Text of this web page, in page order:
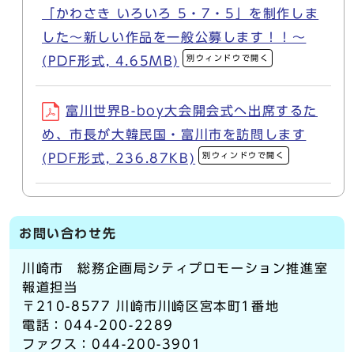
「かわさき いろいろ 5・7・5」を制作しま
した～新しい作品を一般公募します！！～
(PDF形式, 4.65MB)
別ウィンドウで開く
富川世界B-boy大会開会式へ出席するた
め、市長が大韓民国・富川市を訪問します
(PDF形式, 236.87KB)
別ウィンドウで開く
お問い合わせ先
川崎市 総務企画局シティプロモーション推進室
報道担当
〒210-8577 川崎市川崎区宮本町1番地
電話：044-200-2289
ファクス：044-200-3901